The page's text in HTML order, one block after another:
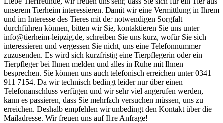
unserem Tierheim interessieren. Damit wir eine Vermittlung in Ihrem
und im Interesse des Tieres mit der notwendigen Sorgfalt
durchführen können, bitten wir Sie, kontaktieren Sie uns unter
info@tierheim-leipzig.de, schreiben Sie uns kurz, wofür Sie sich
interessieren und vergessen Sie nicht, uns eine Telefonnummer
zuzusenden. Es wird sich kurzfristig eine Tierpflegerin oder ein
Tierpfleger bei Ihnen melden und alles in Ruhe mit Ihnen
besprechen. Sie können uns auch telefonisch erreichen unter 0341
911 7154. Da wir technisch bedingt leider nur über einen
Telefonanschluss verfügen und wir sehr viel angerufen werden,
kann es passieren, dass Sie mehrfach versuchen müssen, uns zu
erreichen. Deshalb empfehlen wir unbedingt den Kontakt über die
Mailadresse. Wir freuen uns auf Ihre Anfrage!